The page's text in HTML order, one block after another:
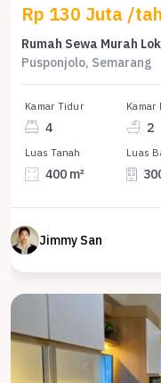
Rp 130 Juta /
Rumah Sewa Murah
Pusponjolo, Semarang
Kamar Tidur
4
Kamar
2
Luas Tanah
400 m²
Luas
Jimmy San